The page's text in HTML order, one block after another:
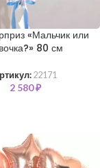
«Мальчик или
80 см
22171
2 580₽